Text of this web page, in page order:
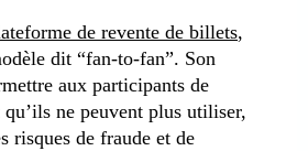
de revente de billets,
dit “fan-to-fan”. Son
aux participants de
ne peuvent plus utiliser,
risques de fraude et de